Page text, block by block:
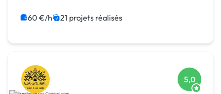
60 €/h 21 projets réalisés
5,0